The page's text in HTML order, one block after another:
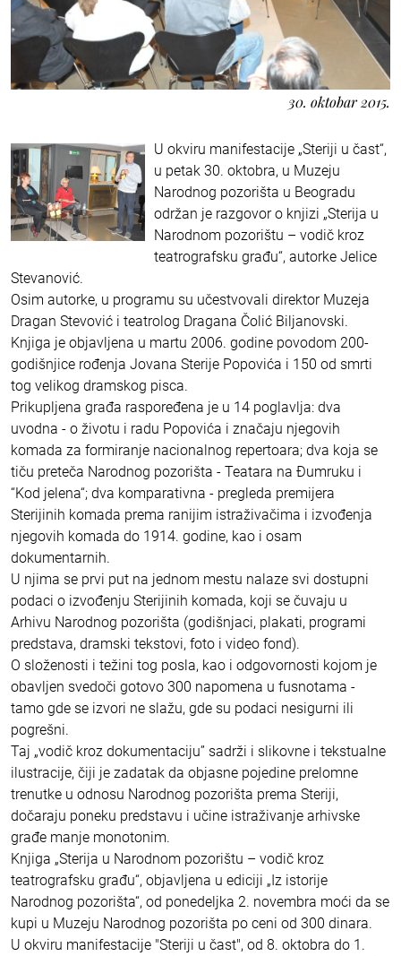
30. oktobar 2015.
U okviru manifestacije „Steriji u čast“,
u petak 30. oktobra, u Muzeju
Narodnog pozorišta u Beogradu
održan je razgovor o knjizi „Sterija u
Narodnom pozorištu – vodič kroz
teatrografsku građu“, autorke Jelice
Stevanović.
Osim autorke, u programu su učestvovali direktor Muzeja
Dragan Stevović i teatrolog Dragana Čolić Biljanovski.
Knjiga je objavljena u martu 2006. godine povodom 200-
godišnjice rođenja Jovana Sterije Popovića i 150 od smrti
tog velikog dramskog pisca.
Prikupljena građa raspoređena je u 14 poglavlja: dva
uvodna - o životu i radu Popovića i značaju njegovih
komada za formiranje nacionalnog repertoara; dva koja se
tiču preteča Narodnog pozorišta - Teatara na Đumruku i
“Kod jelena“; dva komparativna - pregleda premijera
Sterijinih komada prema ranijim istraživačima i izvođenja
njegovih komada do 1914. godine, kao i osam
dokumentarnih.
U njima se prvi put na jednom mestu nalaze svi dostupni
podaci o izvođenju Sterijinih komada, koji se čuvaju u
Arhivu Narodnog pozorišta (godišnjaci, plakati, programi
predstava, dramski tekstovi, foto i video fond).
O složenosti i težini tog posla, kao i odgovornosti kojom je
obavljen svedoči gotovo 300 napomena u fusnotama -
tamo gde se izvori ne slažu, gde su podaci nesigurni ili
pogrešni.
Taj „vodič kroz dokumentaciju” sadrži i slikovne i tekstualne
ilustracije, čiji je zadatak da objasne pojedine prelomne
trenutke u odnosu Narodnog pozorišta prema Steriji,
dočaraju poneku predstavu i učine istraživanje arhivske
građe manje monotonim.
Knjiga „Sterija u Narodnom pozorištu – vodič kroz
teatrografsku građu“, objavljena u ediciji „Iz istorije
Narodnog pozorišta“, od ponedeljka 2. novembra moći da se
kupi u Muzeju Narodnog pozorišta po ceni od 300 dinara.
U okviru manifestacije "Steriji u čast", od 8. oktobra do 1.